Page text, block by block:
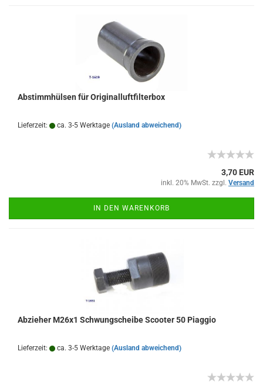
Abstimmhülsen für Originalluftfilterbox
Lieferzeit: ca. 3-5 Werktage (Ausland abweichend)
3,70 EUR
inkl. 20% MwSt. zzgl. Versand
IN DEN WARENKORB
Abzieher M26x1 Schwungscheibe Scooter 50 Piaggio
Lieferzeit: ca. 3-5 Werktage (Ausland abweichend)